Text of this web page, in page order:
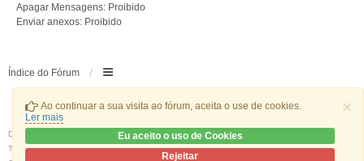
×
Ao continuar a sua visita ao fórum, aceita o use de cookies.
Ler mais
Eu aceito o uso de Cookies
Rejeitar
Apagar Mensagens: Proibido
Enviar anexos: Proibido
Índice do Fórum
Desenvolvido por
® Forum Software © phpBB Limited
Traduzido por:phpBB Portugal